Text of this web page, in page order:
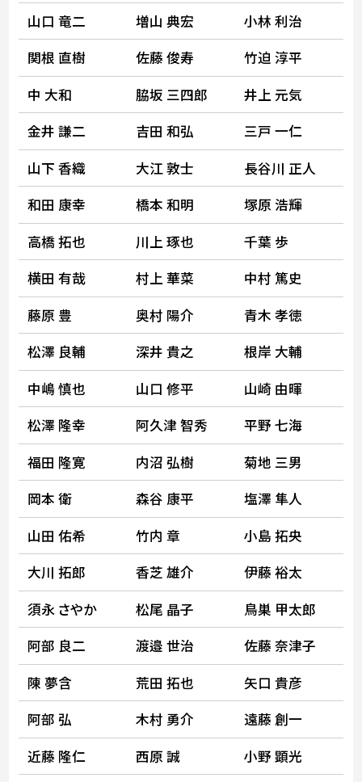
山口 竜二 増山 典宏
小林 利治
関根 直樹
佐藤 俊寿
竹迫 淳平
中 大和
脇坂 三四郎
井上 元気
金井 謙二
吉田 和弘
三戸 一仁
山下 香織
大江 敦士
長谷川 正人
和田 康幸
橋本 和明
塚原 浩輝
高橋 拓也
川上 琢也
千葉 歩
横田 有哉
村上 華菜
中村 篤史
藤原 豊
奥村 陽介
青木 孝徳
松澤 良輔
深井 貴之
根岸 大輔
中嶋 慎也
山口 修平
山崎 由暉
松澤 隆幸
阿久津 智秀
平野 七海
福田 隆寛
内沼 弘樹
菊地 三男
岡本 衛
森谷 康平
塩澤 隼人
山田 佑希
竹内 章
小島 拓央
大川 拓郎
香芝 雄介
伊藤 裕太
須永 さやか
松尾 晶子
鳥巣 甲太郎
阿部 良二
渡邉 世治
佐藤 奈津子
陳 夢含
荒田 拓也
矢口 貴彦
阿部 弘
木村 勇介
遠藤 創一
近藤 隆仁
西原 誠
小野 顕光